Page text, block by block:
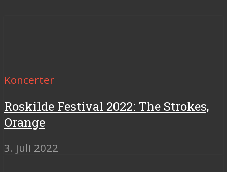
Koncerter
Roskilde Festival 2022: The Strokes,
Orange
3. juli 2022